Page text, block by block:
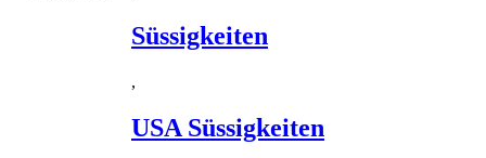
Süssigkeiten
,
USA Süssigkeiten